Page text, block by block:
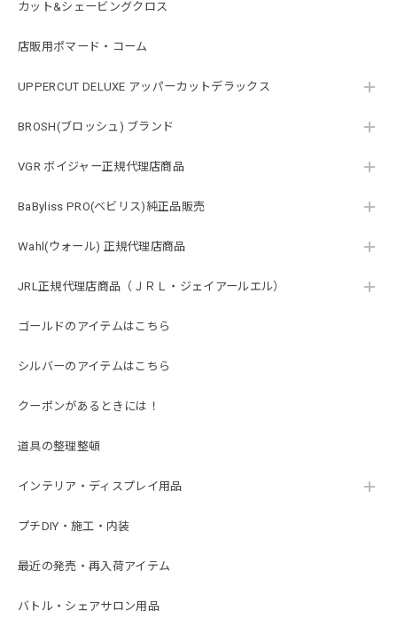
カット&シェービングクロス
店販用ポマード・コーム
UPPERCUT DELUXE アッパーカットデラックス
BROSH(ブロッシュ) ブランド
VGR ボイジャー正規代理店商品
BaByliss PRO(ベビリス)純正品販売
Wahl(ウォール) 正規代理店商品
JRL正規代理店商品（ＪＲＬ・ジェイアールエル）
ゴールドのアイテムはこちら
シルバーのアイテムはこちら
クーポンがあるときには！
道具の整理整頓
インテリア・ディスプレイ用品
プチDIY・施工・内装
最近の発売・再入荷アイテム
バトル・シェアサロン用品